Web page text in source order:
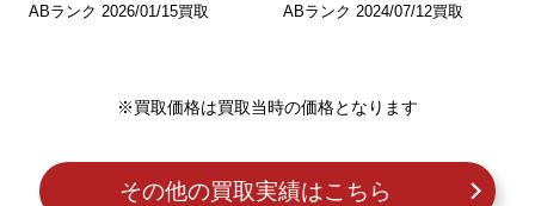
ABランク 2026/01/15買取 ABランク 2024/07/12買取
※買取価格は買取当時の価格となります
その他の買取実績はこちら